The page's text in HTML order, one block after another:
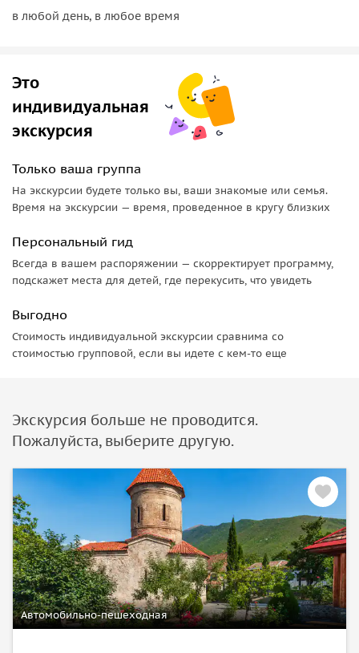
в любой день, в любое время
Это
индивидуальная
экскурсия
Только ваша группа
На экскурсии будете только вы, ваши знакомые или семья.
Время на экскурсии — время, проведенное в кругу близких
Персональный гид
Всегда в вашем распоряжении — скорректирует программу,
подскажет места для детей, где перекусить, что увидеть
Выгодно
Стоимость индивидуальной экскурсии сравнима со
стоимостью групповой, если вы идете с кем-то еще
Экскурсия больше не проводится.
Пожалуйста, выберите другую.
Автомобильно-пешеходная